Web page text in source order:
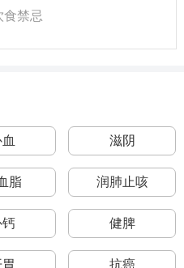
禁忌
滋阴
脂 润肺止咳
钙 健脾
抗癌